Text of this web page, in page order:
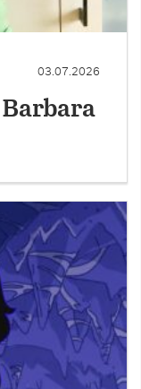
03.07.2026